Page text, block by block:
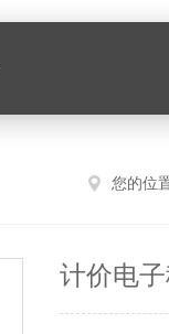
您的位
计价电